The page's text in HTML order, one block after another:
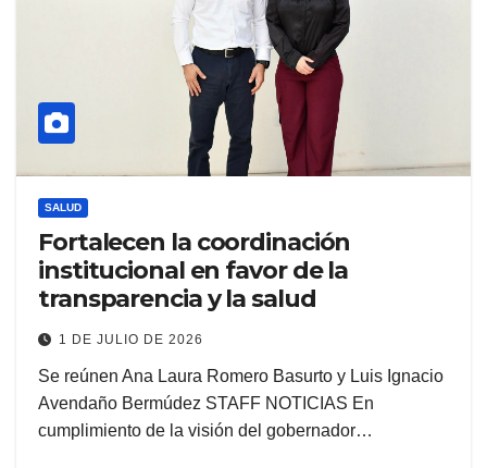
SALUD
Fortalecen la coordinación
institucional en favor de la
transparencia y la salud
1 DE JULIO DE 2026
Se reúnen Ana Laura Romero Basurto y Luis Ignacio
Avendaño Bermúdez STAFF NOTICIAS En
cumplimiento de la visión del gobernador…